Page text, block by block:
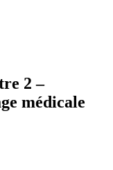
2 –
médicale